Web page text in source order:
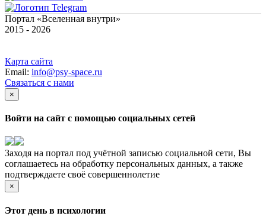
Портал «Вселенная внутри»
2015 - 2026
Карта сайта
Email: info@psy-space.ru
Связаться с нами
×
Войти на сайт с помощью социальных сетей
Заходя на портал под учётной записью социальной сети, Вы
соглашаетесь на обработку персональных данных, а также
подтверждаете своё совершеннолетие
×
Этот день в психологии